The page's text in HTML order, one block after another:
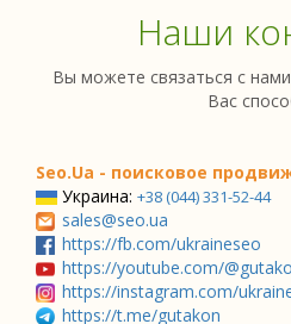
Наши
Вы можете связаться с
Вас
Seo.Ua - поисковое
Украина: +38 (044) 331-52-44
sales@seo.ua
https://fb.com/ukraineseo
https://youtube.com/@gutako
https://instagram.com/
https://t.me/gutakon